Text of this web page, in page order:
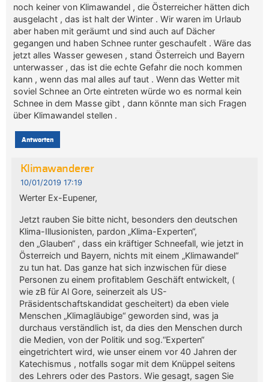
noch keiner von Klimawandel , die Österreicher hätten dich
ausgelacht , das ist halt der Winter . Wir waren im Urlaub
aber haben mit geräumt und sind auch auf Dächer
gegangen und haben Schnee runter geschaufelt . Wäre das
jetzt alles Wasser gewesen , stand Österreich und Bayern
unterwasser , das ist die echte Gefahr die noch kommen
kann , wenn das mal alles auf taut . Wenn das Wetter mit
soviel Schnee an Orte eintreten würde wo es normal kein
Schnee in dem Masse gibt , dann könnte man sich Fragen
über Klimawandel stellen .
Antworten
Klimawanderer
10/01/2019 17:19
Werter Ex-Eupener,
Jetzt rauben Sie bitte nicht, besonders den deutschen
Klima-Illusionisten, pardon „Klima-Experten“,
den „Glauben“ , dass ein kräftiger Schneefall, wie jetzt in
Österreich und Bayern, nichts mit einem „Klimawandel“
zu tun hat. Das ganze hat sich inzwischen für diese
Personen zu einem profitablem Geschäft entwickelt, (
wie zB für Al Gore, seinerzeit als US-
Präsidentschaftskandidat gescheitert) da eben viele
Menschen „Klimagläubige“ geworden sind, was ja
durchaus verständlich ist, da dies den Menschen durch
die Medien, von der Politik und sog.“Experten“
eingetrichtert wird, wie unser einem vor 40 Jahren der
Katechismus , notfalls sogar mit dem Knüppel seitens
des Lehrers oder des Pastors. Wie gesagt, sagen Sie